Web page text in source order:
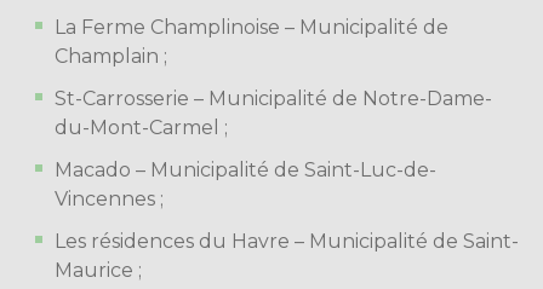
La Ferme Champlinoise – Municipalité de
Champlain ;
St-Carrosserie – Municipalité de Notre-Dame-
du-Mont-Carmel ;
Macado – Municipalité de Saint-Luc-de-
Vincennes ;
Les résidences du Havre – Municipalité de Saint-
Maurice ;